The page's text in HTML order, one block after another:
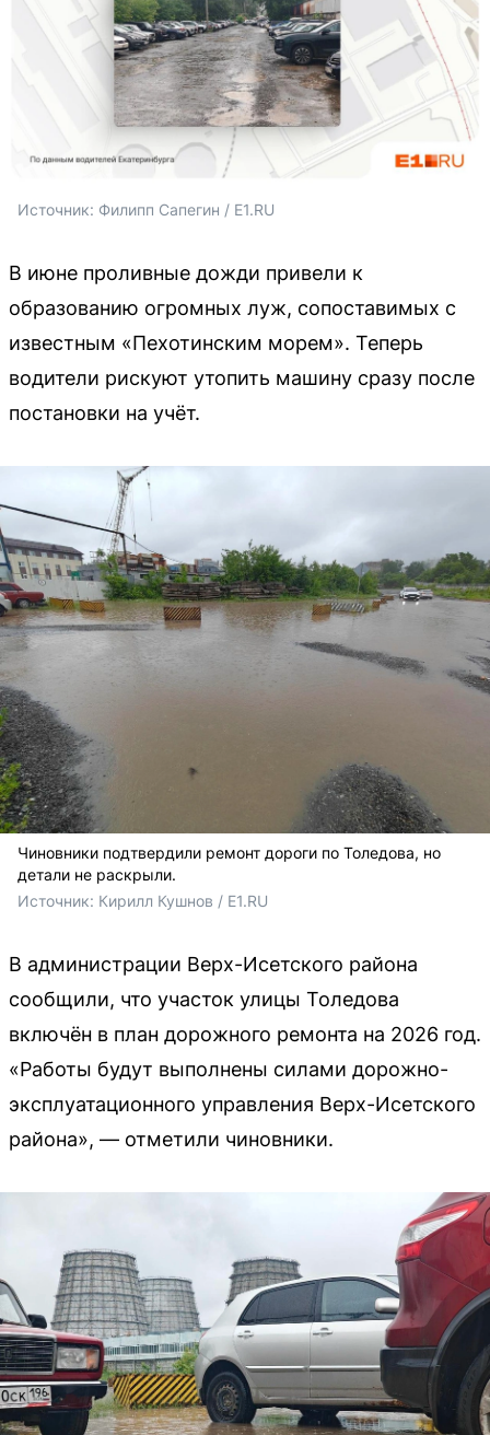
Источник: Филипп Сапегин / E1.RU
В июне проливные дожди привели к
образованию огромных луж, сопоставимых с
известным «Пехотинским морем». Теперь
водители рискуют утопить машину сразу после
постановки на учёт.
Чиновники подтвердили ремонт дороги по Толедова, но
детали не раскрыли.
Источник: Кирилл Кушнов / E1.RU
В администрации Верх-Исетского района
сообщили, что участок улицы Толедова
включён в план дорожного ремонта на 2026 год.
«Работы будут выполнены силами дорожно-
эксплуатационного управления Верх-Исетского
района», — отметили чиновники.